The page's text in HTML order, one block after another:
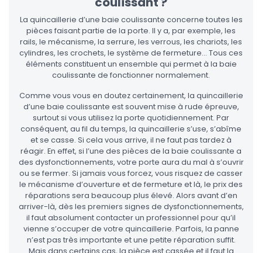
La quincaillerie d’une baie coulissante concerne toutes les
pièces faisant partie de la porte. Il y a, par exemple, les
rails, le mécanisme, la serrure, les verrous, les chariots, les
cylindres, les crochets, le système de fermeture… Tous ces
éléments constituent un ensemble qui permet à la baie
coulissante de fonctionner normalement.
Comme vous vous en doutez certainement, la quincaillerie
d’une baie coulissante est souvent mise à rude épreuve,
surtout si vous utilisez la porte quotidiennement. Par
conséquent, au fil du temps, la quincaillerie s’use, s’abîme
et se casse. Si cela vous arrive, il ne faut pas tardez à
réagir. En effet, si l’une des pièces de la baie coulissante a
des dysfonctionnements, votre porte aura du mal à s’ouvrir
ou se fermer. Si jamais vous forcez, vous risquez de casser
le mécanisme d’ouverture et de fermeture et là, le prix des
réparations sera beaucoup plus élevé. Alors avant d’en
arriver-là, dès les premiers signes de dysfonctionnements,
il faut absolument contacter un professionnel pour qu’il
vienne s’occuper de votre quincaillerie. Parfois, la panne
n’est pas très importante et une petite réparation suffit.